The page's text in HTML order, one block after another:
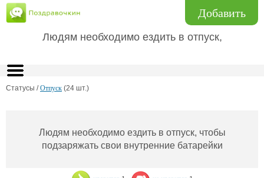
Добавить
Людям необходимо ездить в отпуск,
Статусы /Отпуск (24 шт.)
Людям необходимо ездить в отпуск, чтобы
подзаряжать свои внутренние батарейки